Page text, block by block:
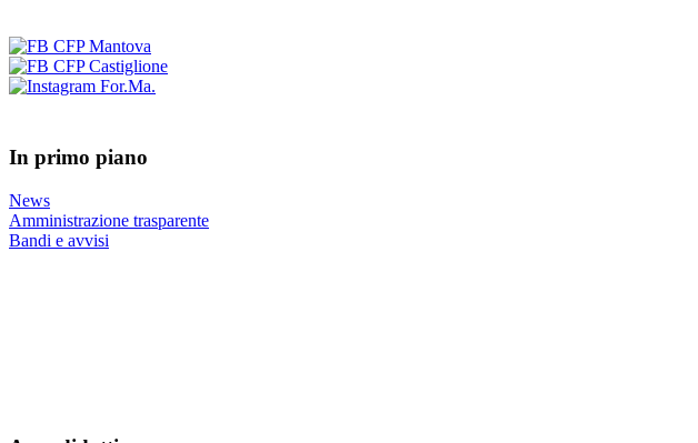
In primo piano
News
Amministrazione trasparente
Bandi e avvisi